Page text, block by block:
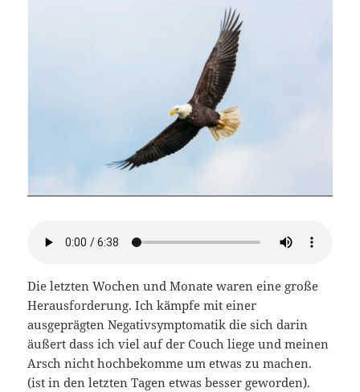
Die letzten Wochen und Monate waren eine große
Herausforderung. Ich kämpfe mit einer
ausgeprägten Negativsymptomatik die sich darin
äußert dass ich viel auf der Couch liege und meinen
Arsch nicht hochbekomme um etwas zu machen.
(ist in den letzten Tagen etwas besser geworden).